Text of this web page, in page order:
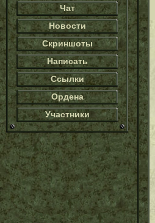
Чат
Новости
Скриншоты
Написать
Ссылки
Ордена
Участники